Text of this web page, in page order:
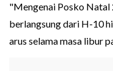
"Mengenai Posko Natal
berlangsung dari H-10
arus selama masa libur